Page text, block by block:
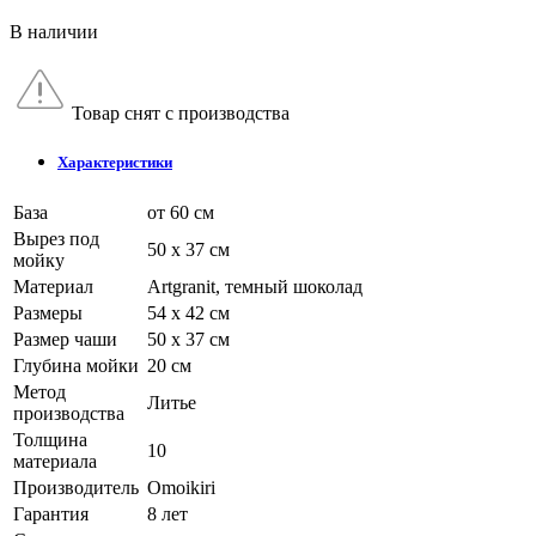
В наличии
Товар снят с производства
Характеристики
База
от 60 см
Вырез под
мойку
50 x 37 см
Материал
Artgranit, темный шоколад
Размеры
54 x 42 см
Размер чаши
50 x 37 см
Глубина мойки 20 см
Метод
производства
Литье
Толщина
материала
10
Производитель Omoikiri
Гарантия
8 лет